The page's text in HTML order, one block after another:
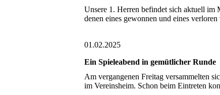
Unsere 1. Herren befindet sich aktuell im
denen eines gewonnen und eines
01.02.2025
Ein Spieleabend in gemütlicher Runde
Am vergangenen Freitag versammelten
im Vereinsheim. Schon beim Eintreten